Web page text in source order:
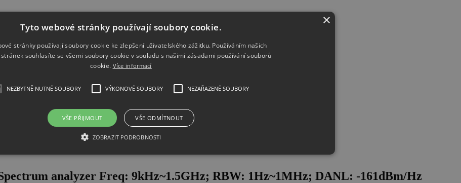
analyzer Freq: 9kHz~1.5GHz; RBW: 1Hz~1MHz; DANL: -161dBm/Hz
×
Tyto webové stránky používají soubory cookie.
stránky používají soubory cookie ke zlepšení uživatelského zážitku. Používáním našich
souhlasíte se všemi soubory cookie v souladu s našimi zásadami používání souborů
cookie. Více informací
NEZBYTNĚ NUTNÉ SOUBORY VÝKONOVÉ SOUBORY NEZAŘAZENÉ SOUBORY
VŠE PŘIJMOUT VŠE ODMÍTNOUT
ZOBRAZIT PODROBNOSTI